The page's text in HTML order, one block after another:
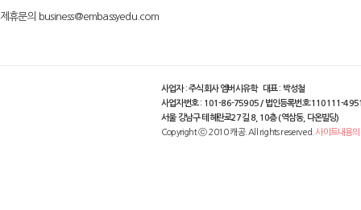
제휴문의 business@embassyedu.com
사업자 : 주식회사 엠버시유학 대표 : 박성철
사업자번호 : 101-86-75905 / 법인등록번호:110111-
서울 강남구 테헤란로27길 8, 10층 (역삼동, 다온빌딩)
Copyright ⓒ 2010 캐공. All rights reserved.사이트내용